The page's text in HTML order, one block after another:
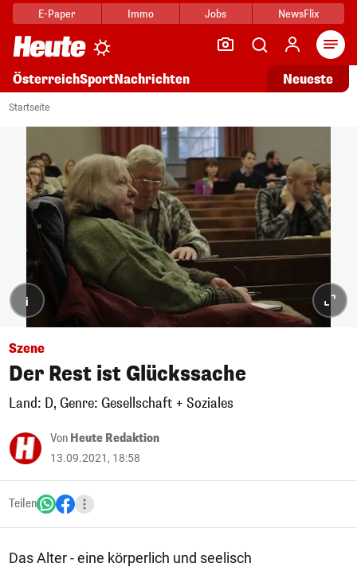
E-Paper Immo Jobs NewsFlix
ÖsterreichSportNachrichten Neueste
Startseite
i
Szene
Der Rest ist Glückssache
Land: D, Genre: Gesellschaft + Soziales
Von Heute Redaktion
13.09.2021, 18:58
Teilen
Das Alter - eine körperlich und seelisch